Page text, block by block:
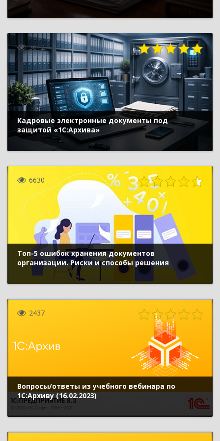
3612
Кадровые электронные документы под
защитой «1С:Архива»
6630
Топ-5 ошибок хранения документов
организации. Риски и способы решения
2437
Вопросы/ответы из учебного вебинара по
1С:Архиву (16.02.2023)